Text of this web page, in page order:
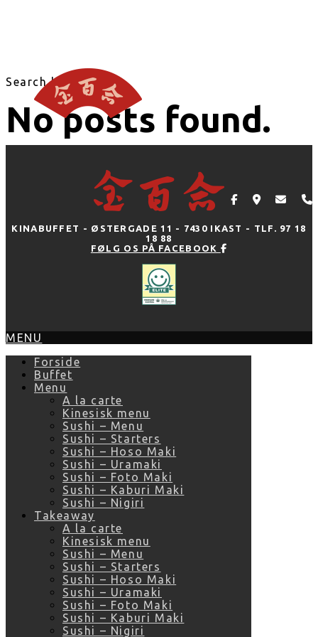
Search blog
No posts found.
KINABUFFET - ØSTERGADE 11 - 7430 IKAST - TLF. 97 18
18 88
FØLG OS PÅ FACEBOOK
MENU
Forside
Buffet
Menu
A la carte
Kinesisk menu
Sushi – Menu
Sushi – Starters
Sushi – Hoso Maki
Sushi – Uramaki
Sushi – Foto Maki
Sushi – Kaburi Maki
Sushi – Nigiri
Takeaway
A la carte
Kinesisk menu
Sushi – Menu
Sushi – Starters
Sushi – Hoso Maki
Sushi – Uramaki
Sushi – Foto Maki
Sushi – Kaburi Maki
Sushi – Nigiri